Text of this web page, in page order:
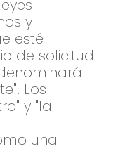
y
esté
de solicitud
Los
y "la
una